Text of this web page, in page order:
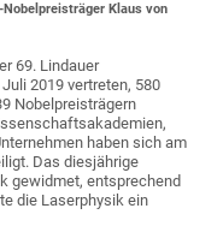
Klaus von
69. Lindauer
2019 vertreten, 580
Nobelpreisträgern
haben sich am
Das diesjährige
gewidmet, entsprechend
die Laserphysik ein